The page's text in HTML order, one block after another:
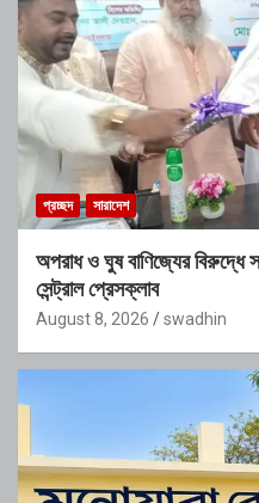
প্রচ্ছদ সারাদেশ
অপরাধ ও ঘুষ বাণিজ্যের বিরুদ্ধে
সেন্ট্রাল প্রেসক্লাব
August 8, 2026 swadhin